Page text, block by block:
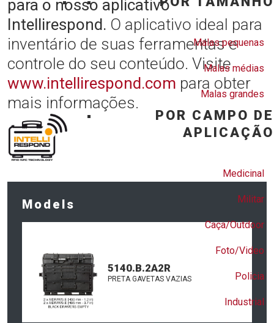
Malas pequenas
Malas médias
Malas grandes
POR CAMPO DE
APLICAÇÃO
Medicinal
Militar
Caça/Outdoor
Foto/Video
Policia
Industrial
para o nosso aplicativo
Intellirespond. O aplicativo ideal para
inventário de suas ferramentas e
controle do seu conteúdo. Visite
www.intellirespond.com para obter
mais informações.
Models
5140.B.2A2R
PRETA GAVETAS VAZIAS